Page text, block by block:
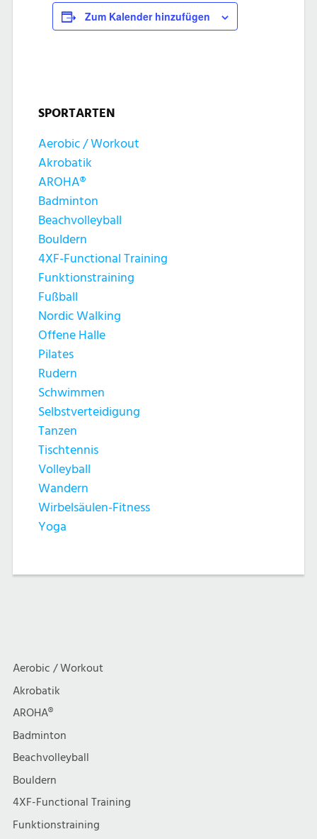
Zum Kalender hinzufügen
SPORTARTEN
Aerobic / Workout
Akrobatik
AROHA®
Badminton
Beachvolleyball
Bouldern
4XF-Functional Training
Funktionstraining
Fußball
Nordic Walking
Offene Halle
Pilates
Rudern
Schwimmen
Selbstverteidigung
Tanzen
Tischtennis
Volleyball
Wandern
Wirbelsäulen-Fitness
Yoga
Aerobic / Workout
Akrobatik
AROHA®
Badminton
Beachvolleyball
Bouldern
4XF-Functional Training
Funktionstraining